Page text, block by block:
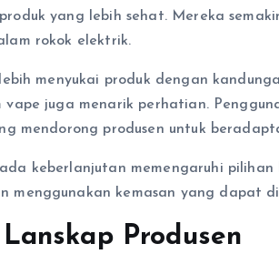
yang lebih sehat. Mereka
rokok elektrik.
menyukai produk dengan
juga menarik perhatian.
mendorong produsen untuk
keberlanjutan memengaruhi pilihan
menggunakan kemasan yang dapat
Produsen